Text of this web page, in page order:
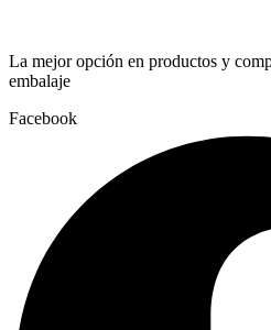
La mejor opción en productos y
embalaje
Facebook